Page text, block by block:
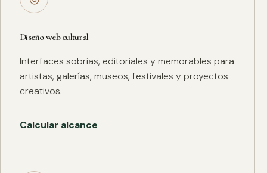
Diseño web cultural
Interfaces sobrias, editoriales y memorables para
artistas, galerías, museos, festivales y proyectos
creativos.
Calcular alcance